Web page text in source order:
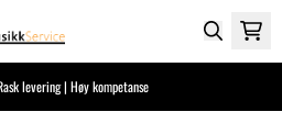
levering | Høy kompetanse